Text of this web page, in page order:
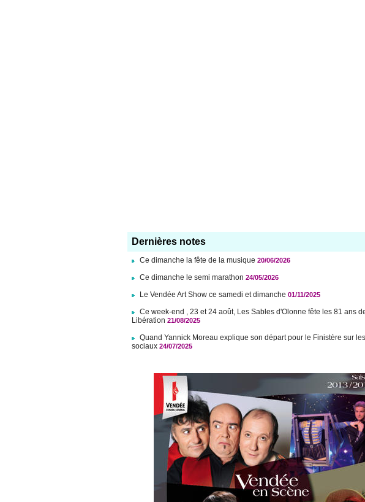
Dernières notes
Ce dimanche la fête de la musique 20/06/2026
Ce dimanche le semi marathon24/05/2026
Le Vendée Art Show ce samedi et dimanche 01/11/2025
Ce week-end , 23 et 24 août, Les Sables d'Olonne fête les 81 ans
Libération21/08/2025
Quand Yannick Moreau explique son départ pour le Finistère sur
sociaux 24/07/2025